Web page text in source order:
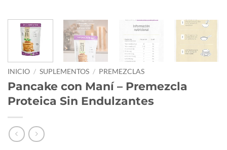
INICIO / SUPLEMENTOS / PREMEZCLAS
Pancake con Maní – Premezcla
Proteica Sin Endulzantes